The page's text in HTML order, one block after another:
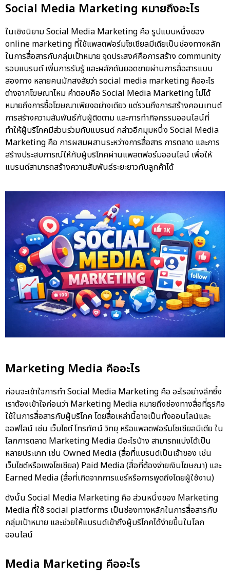
Social Media Marketing หมายถึงอะไร
ในเชิงนิยาม Social Media Marketing คือ รูปแบบหนึ่งของ
online marketing ที่ใช้แพลตฟอร์มโซเชียลมีเดียเป็นช่องทางหลัก
ในการสื่อสารกับกลุ่มเป้าหมาย จุดประสงค์คือการสร้าง community
รอบแบรนด์ เพิ่มการรับรู้ และผลักดันยอดขายผ่านการสื่อสารแบบ
สองทาง หลายคนมักสงสัยว่า social media marketing คืออะไร
ต่างจากโฆษณาไหม คำตอบคือ Social Media Marketing ไม่ได้
หมายถึงการซื้อโฆษณาเพียงอย่างเดียว แต่รวมถึงการสร้างคอนเทนต์
การสร้างความสัมพันธ์กับผู้ติดตาม และการทำกิจกรรมออนไลน์ที่
ทำให้ผู้บริโภคมีส่วนร่วมกับแบรนด์ กล่าวอีกมุมหนึ่ง Social Media
Marketing คือ การผสมผสานระหว่างการสื่อสาร การตลาด และการ
สร้างประสบการณ์ให้กับผู้บริโภคผ่านแพลตฟอร์มออนไลน์ เพื่อให้
แบรนด์สามารถสร้างความสัมพันธ์ระยะยาวกับลูกค้าได้
Marketing Media คืออะไร
ก่อนจะเข้าใจการทำ Social Media Marketing คือ อะไรอย่างลึกซึ้ง
เราต้องเข้าใจก่อนว่า Marketing Media หมายถึงช่องทางสื่อที่ธุรกิจ
ใช้ในการสื่อสารกับผู้บริโภค โดยสื่อเหล่านี้อาจเป็นทั้งออนไลน์และ
ออฟไลน์ เช่น เว็บไซต์ โทรทัศน์ วิทยุ หรือแพลตฟอร์มโซเชียลมีเดีย ใน
โลกการตลาด Marketing Media มีอะไรบ้าง สามารถแบ่งได้เป็น
หลายประเภท เช่น Owned Media (สื่อที่แบรนด์เป็นเจ้าของ เช่น
เว็บไซต์หรือเพจโซเชียล) Paid Media (สื่อที่ต้องจ่ายเงินโฆษณา) และ
Earned Media (สื่อที่เกิดจากการแชร์หรือการพูดถึงโดยผู้ใช้งาน)
ดังนั้น Social Media Marketing คือ ส่วนหนึ่งของ Marketing
Media ที่ใช้ social platforms เป็นช่องทางหลักในการสื่อสารกับ
กลุ่มเป้าหมาย และช่วยให้แบรนด์เข้าถึงผู้บริโภคได้ง่ายขึ้นในโลก
ออนไลน์
Media Marketing คืออะไร